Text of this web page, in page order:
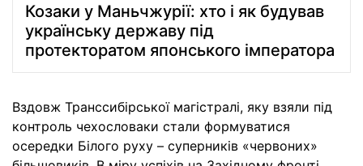
Козаки у Маньчжурії: хто i як будував
українську державу під
протекторатом японського імператора
Вздовж Транссибірської магістралі, яку взяли під
контроль чехословаки стали формуватися
осередки Білого руху – суперників «червоних»